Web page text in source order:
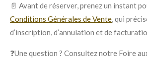
📄 Avant de réserver, prenez un instant
Conditions Générales de Vente, qui
d’inscription, d’annulation et de
❓Une question ? Consultez notre Foire